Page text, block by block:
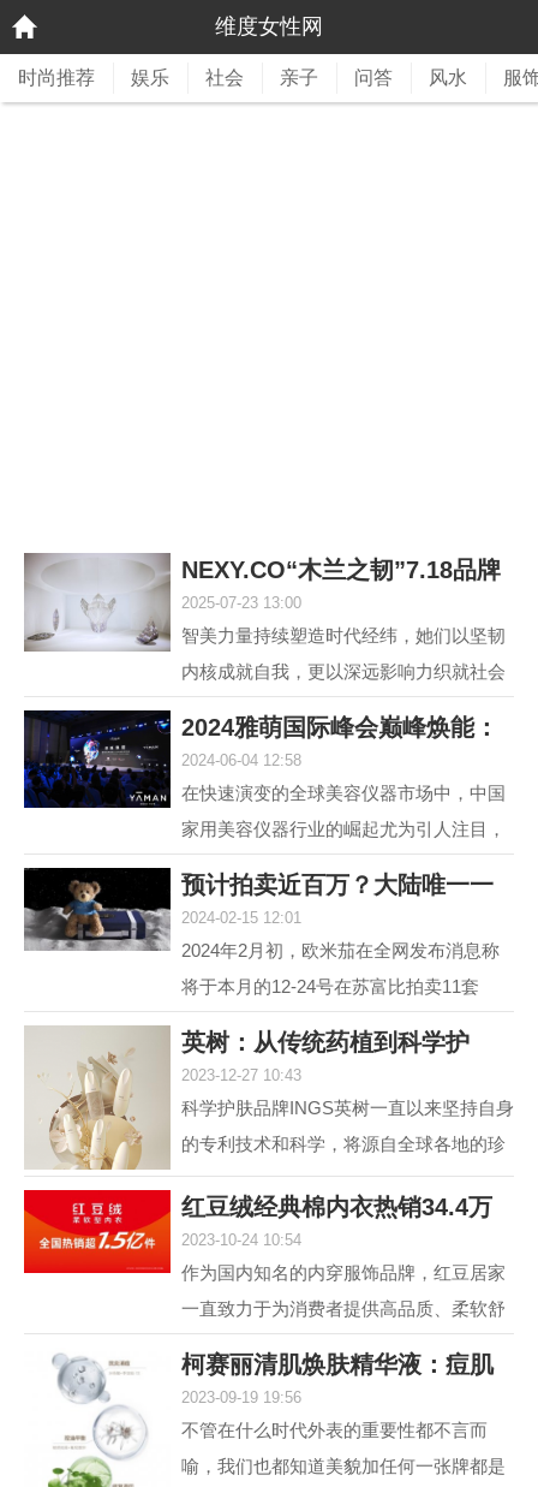
维度女性网
时尚推荐 娱乐 社会 亲子 问答 风水 服
NEXY.CO“木兰之韧”7.18品牌
2025-07-23 13:00
智美力量持续塑造时代经纬，她们以坚韧
内核成就自我，更以深远影响力织就社会
牌NEXY.CO（奈蔻）...
2024雅萌国际峰会巅峰焕能：
2024-06-04 12:58
在快速演变的全球美容仪器市场中，中国
家用美容仪器行业的崛起尤为引人注目，
到快速增长的转变，...
预计拍卖近百万？大陆唯一一
2024-02-15 12:01
2024年2月初，欧米茄在全网发布消息称
将于本月的12-24号在苏富比拍卖11套
腕表手提箱套装。但是截...
英树：从传统药植到科学护
2023-12-27 10:43
科学护肤品牌INGS英树一直以来坚持自身
的专利技术和科学，将源自全球各地的珍
贵自然原料，转化为安全高效的护肤配
方，不断解锁肌肤自身...
红豆绒经典棉内衣热销34.4万
2023-10-24 10:54
作为国内知名的内穿服饰品牌，红豆居家
一直致力于为消费者提供高品质、柔软舒
作为红豆居家的核心...
柯赛丽清肌焕肤精华液：痘肌
2023-09-19 19:56
不管在什么时代外表的重要性都不言而
喻，我们也都知道美貌加任何一张牌都是